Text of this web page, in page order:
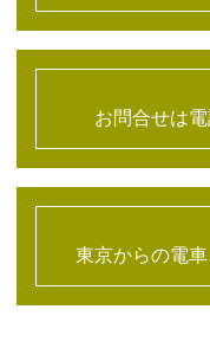
お問合せは
東京からの電